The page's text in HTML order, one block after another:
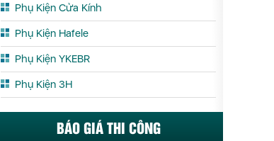
CÁNH) MÀU BẠC ANODE
Xem chi tết
Phụ Kiện Cửa Kính
Phụ Kiện Hafele
Phụ Kiện YKEBR
Phụ Kiện 3H
BÁO GIÁ THI CÔNG